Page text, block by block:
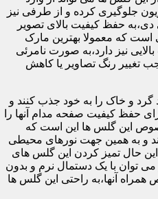
جلوگیری کرده و از طرفی نیز
حفظ کیفیت بالای تصویر
است که معمولا بهترین مارک
نیز دارد،به صورت نامرئی
تغییر رنگ تصاویر یا کاهش
گرد و خاک را به خود جذب کنند و
حفظ کیفیت صفحه مدام آنها را
این گلس ها این است که
و به همین جهت نورهای محیطی
حال تمیز کردن این گلس های
توان با یک دستمال نرم و بدون
همراه آنها،به راحتی این گلس ها